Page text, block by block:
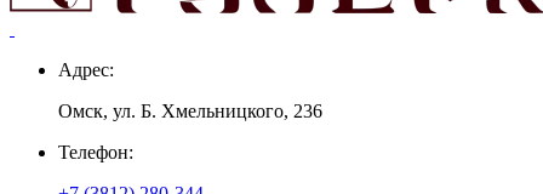
Адрес:
Омск, ул. Б. Хмельницкого, 236
Телефон: